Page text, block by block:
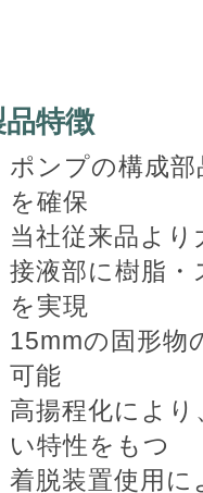
品特徴
ポンプの構成
を確保
当社従来品よ
接液部に樹脂
を実現
15mmの固形物
可能
高揚程化によ
い特性をもつ
着脱装置使用に